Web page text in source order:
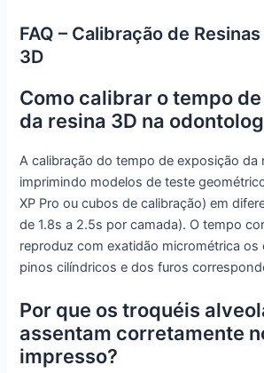
FAQ – Calibração de
3D
Como calibrar o tempo
da resina 3D na
A calibração do tempo de exposição da
imprimindo modelos de teste
XP Pro ou cubos de calibração) em
de 1.8s a 2.5s por camada). O tempo
reproduz com exatidão micrométrica os
pinos cilíndricos e dos furos
Por que os troquéis
assentam corretamente
impresso?